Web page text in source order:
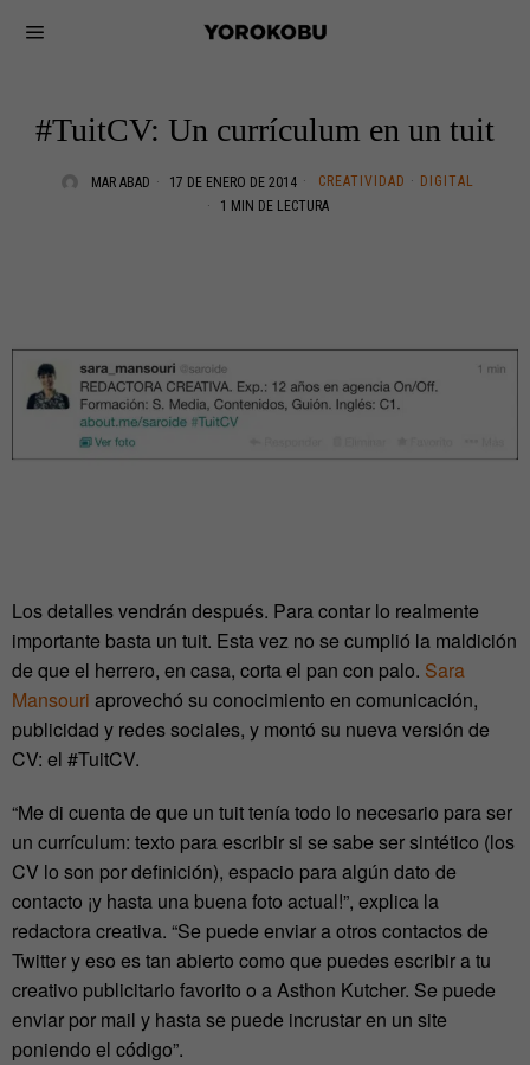
#TuitCV: Un currículum en un tuit
MAR ABAD 17 DE ENERO DE 2014 CREATIVIDAD · DIGITAL
1 MIN DE LECTURA
Los detalles vendrán después. Para contar lo realmente
importante basta un tuit. Esta vez no se cumplió la maldición
de que el herrero, en casa, corta el pan con palo. Sara
Mansouri aprovechó su conocimiento en comunicación,
publicidad y redes sociales, y montó su nueva versión de
CV: el #TuitCV.
“Me di cuenta de que un tuit tenía todo lo necesario para ser
un currículum: texto para escribir si se sabe ser sintético (los
CV lo son por definición), espacio para algún dato de
contacto ¡y hasta una buena foto actual!”, explica la
redactora creativa. “Se puede enviar a otros contactos de
Twitter y eso es tan abierto como que puedes escribir a tu
creativo publicitario favorito o a Asthon Kutcher. Se puede
enviar por mail y hasta se puede incrustar en un site
poniendo el código”.